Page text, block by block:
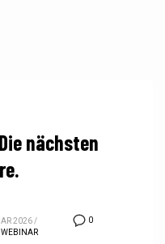
nächsten
0
2026 /
WEBINAR